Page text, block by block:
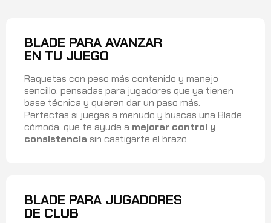
BLADE PARA AVANZAR
EN TU JUEGO
Raquetas con peso más contenido y manejo
sencillo, pensadas para jugadores que ya tienen
base técnica y quieren dar un paso más.
Perfectas si juegas a menudo y buscas una Blade
cómoda, que te ayude a mejorar control y
consistencia sin castigarte el brazo.
BLADE PARA JUGADORES
DE CLUB